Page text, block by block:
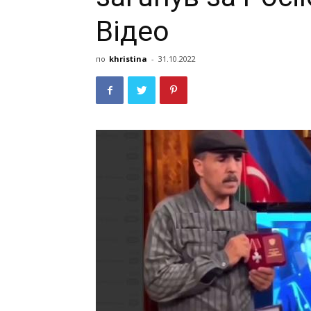
Відео
по khristina - 31.10.2022